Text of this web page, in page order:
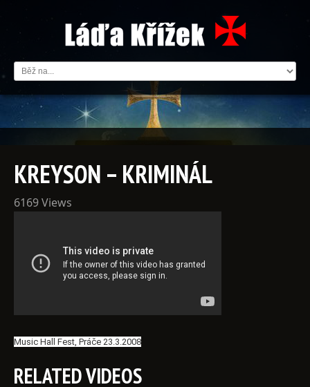
KREYSON – KRIMINÁL
6169 Views
Music Hall Fest, Práče 23.3.2008
RELATED VIDEOS